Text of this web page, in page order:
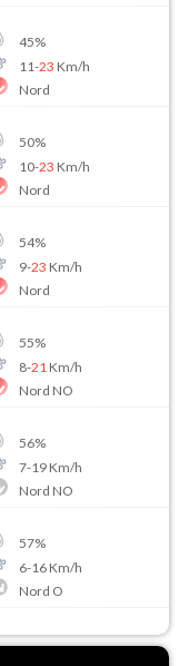
45%
11-23 Km/h
Nord
50%
10-23 Km/h
Nord
54%
9-23 Km/h
Nord
55%
8-21 Km/h
Nord NO
56%
7-19Km/h
Nord NO
57%
6-16Km/h
Nord O